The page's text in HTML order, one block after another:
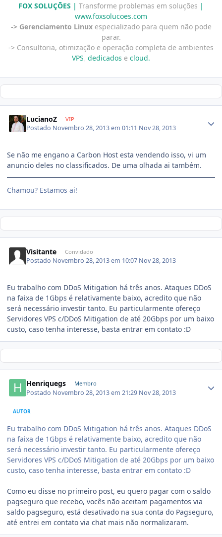
FOX SOLUÇÕES | Transforme problemas em soluções |
www.foxsolucoes.com
-> Gerenciamento Linuxespecializado para quem não pode
parar.
-> Consultoria, otimização e operação completa de ambientes
VPS dedicados e cloud.
LucianoZ VIP
Postado Novembro 28, 2013 em 01:11 Nov 28, 2013
Se não me engano a Carbon Host esta vendendo isso, vi um
anuncio deles no classificados. De uma olhada ai também.
Chamou? Estamos ai!
Visitante Convidado
Postado Novembro 28, 2013 em 10:07 Nov 28, 2013
Eu trabalho com DDoS Mitigation há três anos. Ataques DDoS
na faixa de 1Gbps é relativamente baixo, acredito que não
será necessário investir tanto. Eu particularmente ofereço
Servidores VPS c/DDoS Mitigation de até 20Gbps por um baixo
custo, caso tenha interesse, basta entrar em contato :D
Henriquegs Membro
Postado Novembro 28, 2013 em 21:29 Nov 28, 2013
AUTOR
Eu trabalho com DDoS Mitigation há três anos. Ataques DDoS
na faixa de 1Gbps é relativamente baixo, acredito que não
será necessário investir tanto. Eu particularmente ofereço
Servidores VPS c/DDoS Mitigation de até 20Gbps por um baixo
custo, caso tenha interesse, basta entrar em contato :D
Como eu disse no primeiro post, eu quero pagar com o saldo
pagseguro que recebo, vocês não aceitam pagamentos via
saldo pagseguro, está desativado na sua conta do Pagseguro,
até entrei em contato via chat mais não normalizaram.